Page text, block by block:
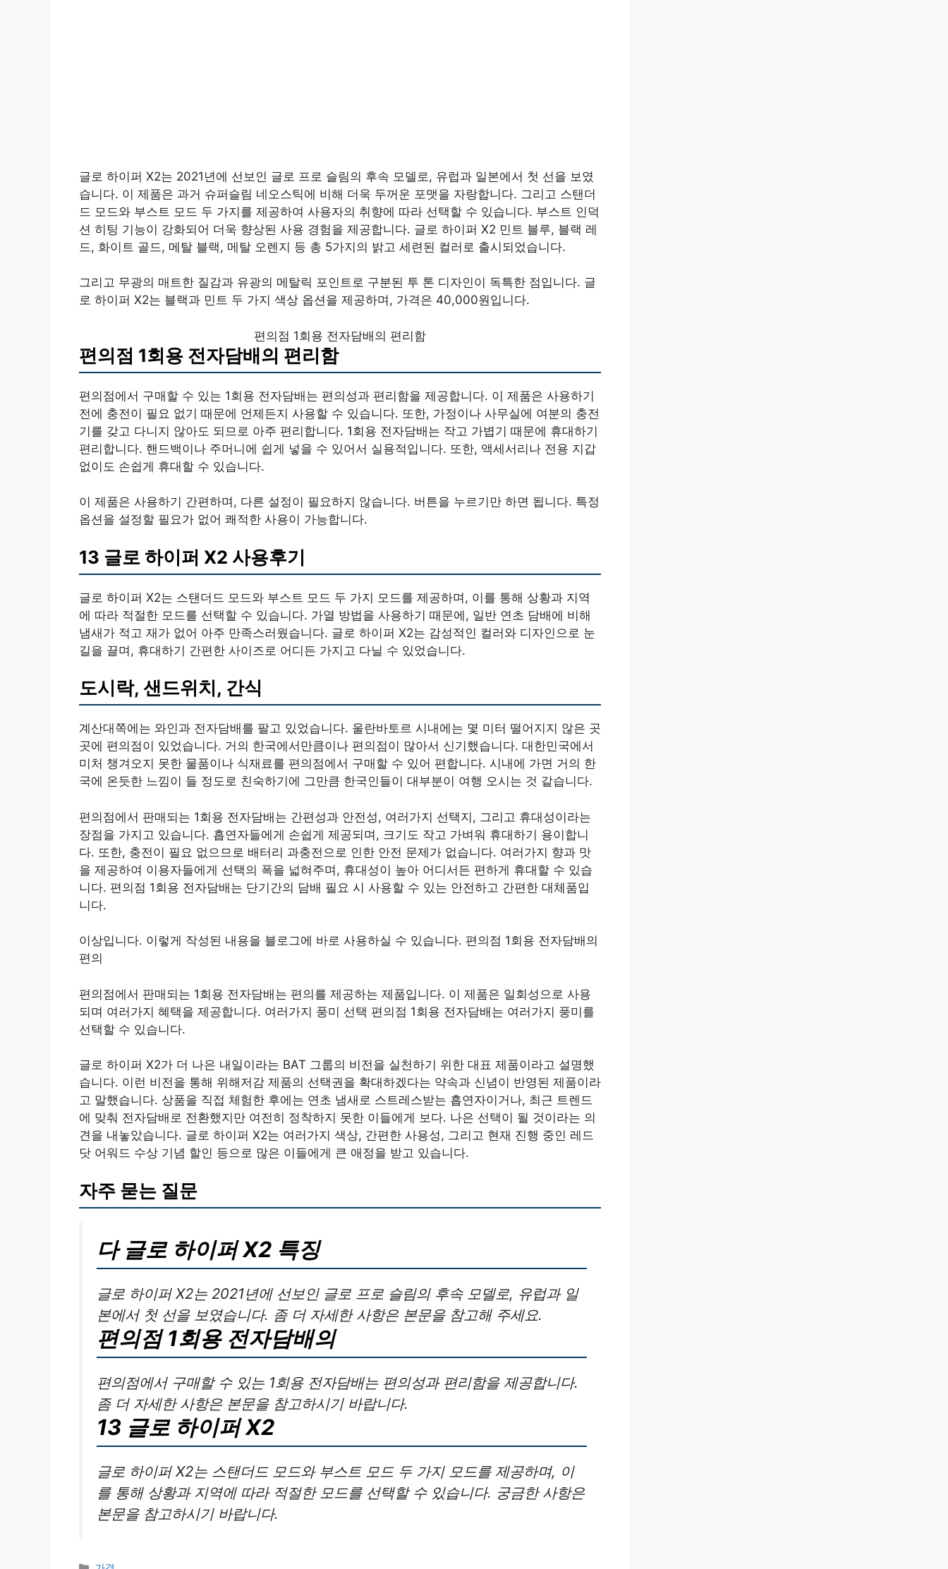
글로 하이퍼 X2는 2021년에 선보인 글로 프로 슬림의 후속 모델로, 유럽과 일본에서 첫 선을 보였
습니다. 이 제품은 과거 슈퍼슬림 네오스틱에 비해 더욱 두꺼운 포맷을 자랑합니다. 그리고 스탠더
드 모드와 부스트 모드 두 가지를 제공하여 사용자의 취향에 따라 선택할 수 있습니다. 부스트 인덕
션 히팅 기능이 강화되어 더욱 향상된 사용 경험을 제공합니다. 글로 하이퍼 X2 민트 블루, 블랙 레
드, 화이트 골드, 메탈 블랙, 메탈 오렌지 등 총 5가지의 밝고 세련된 컬러로 출시되었습니다.
그리고 무광의 매트한 질감과 유광의 메탈릭 포인트로 구분된 투 톤 디자인이 독특한 점입니다. 글
로 하이퍼 X2는 블랙과 민트 두 가지 색상 옵션을 제공하며, 가격은 40,000원입니다.
편의점 1회용 전자담배의 편리함
편의점 1회용 전자담배의 편리함
편의점에서 구매할 수 있는 1회용 전자담배는 편의성과 편리함을 제공합니다. 이 제품은 사용하기
전에 충전이 필요 없기 때문에 언제든지 사용할 수 있습니다. 또한, 가정이나 사무실에 여분의 충전
기를 갖고 다니지 않아도 되므로 아주 편리합니다. 1회용 전자담배는 작고 가볍기 때문에 휴대하기
편리합니다. 핸드백이나 주머니에 쉽게 넣을 수 있어서 실용적입니다. 또한, 액세서리나 전용 지갑
없이도 손쉽게 휴대할 수 있습니다.
이 제품은 사용하기 간편하며, 다른 설정이 필요하지 않습니다. 버튼을 누르기만 하면 됩니다. 특정
옵션을 설정할 필요가 없어 쾌적한 사용이 가능합니다.
13 글로 하이퍼 X2 사용후기
글로 하이퍼 X2는 스탠더드 모드와 부스트 모드 두 가지 모드를 제공하며, 이를 통해 상황과 지역
에 따라 적절한 모드를 선택할 수 있습니다. 가열 방법을 사용하기 때문에, 일반 연초 담배에 비해
냄새가 적고 재가 없어 아주 만족스러웠습니다. 글로 하이퍼 X2는 감성적인 컬러와 디자인으로 눈
길을 끌며, 휴대하기 간편한 사이즈로 어디든 가지고 다닐 수 있었습니다.
도시락, 샌드위치, 간식
계산대쪽에는 와인과 전자담배를 팔고 있었습니다. 울란바토르 시내에는 몇 미터 떨어지지 않은 곳
곳에 편의점이 있었습니다. 거의 한국에서만큼이나 편의점이 많아서 신기했습니다. 대한민국에서
미처 챙겨오지 못한 물품이나 식재료를 편의점에서 구매할 수 있어 편합니다. 시내에 가면 거의 한
국에 온듯한 느낌이 들 정도로 친숙하기에 그만큼 한국인들이 대부분이 여행 오시는 것 같습니다.
편의점에서 판매되는 1회용 전자담배는 간편성과 안전성, 여러가지 선택지, 그리고 휴대성이라는
장점을 가지고 있습니다. 흡연자들에게 손쉽게 제공되며, 크기도 작고 가벼워 휴대하기 용이합니
다. 또한, 충전이 필요 없으므로 배터리 과충전으로 인한 안전 문제가 없습니다. 여러가지 향과 맛
을 제공하여 이용자들에게 선택의 폭을 넓혀주며, 휴대성이 높아 어디서든 편하게 휴대할 수 있습
니다. 편의점 1회용 전자담배는 단기간의 담배 필요 시 사용할 수 있는 안전하고 간편한 대체품입
니다.
이상입니다. 이렇게 작성된 내용을 블로그에 바로 사용하실 수 있습니다. 편의점 1회용 전자담배의
편의
편의점에서 판매되는 1회용 전자담배는 편의를 제공하는 제품입니다. 이 제품은 일회성으로 사용
되며 여러가지 혜택을 제공합니다. 여러가지 풍미 선택 편의점 1회용 전자담배는 여러가지 풍미를
선택할 수 있습니다.
글로 하이퍼 X2가 더 나은 내일이라는 BAT 그룹의 비전을 실천하기 위한 대표 제품이라고 설명했
습니다. 이런 비전을 통해 위해저감 제품의 선택권을 확대하겠다는 약속과 신념이 반영된 제품이라
고 말했습니다. 상품을 직접 체험한 후에는 연초 냄새로 스트레스받는 흡연자이거나, 최근 트렌드
에 맞춰 전자담배로 전환했지만 여전히 정착하지 못한 이들에게 보다. 나은 선택이 될 것이라는 의
견을 내놓았습니다. 글로 하이퍼 X2는 여러가지 색상, 간편한 사용성, 그리고 현재 진행 중인 레드
닷 어워드 수상 기념 할인 등으로 많은 이들에게 큰 애정을 받고 있습니다.
자주 묻는 질문
다 글로 하이퍼 X2 특징
글로 하이퍼 X2는 2021년에 선보인 글로 프로 슬림의 후속 모델로, 유럽과 일
본에서 첫 선을 보였습니다. 좀 더 자세한 사항은 본문을 참고해 주세요.
편의점 1회용 전자담배의
편의점에서 구매할 수 있는 1회용 전자담배는 편의성과 편리함을 제공합니다.
좀 더 자세한 사항은 본문을 참고하시기 바랍니다.
13 글로 하이퍼 X2
글로 하이퍼 X2는 스탠더드 모드와 부스트 모드 두 가지 모드를 제공하며, 이
를 통해 상황과 지역에 따라 적절한 모드를 선택할 수 있습니다. 궁금한 사항은
본문을 참고하시기 바랍니다.